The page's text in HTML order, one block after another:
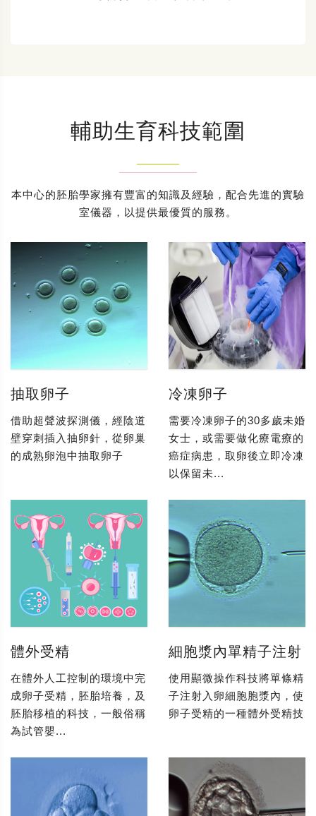
輔助生育科技範圍
本中心的胚胎學家擁有豐富的知識及經驗，配合先進的實驗
室儀器，以提供最優質的服務。
抽取卵子
借助超聲波探測儀，經陰道
壁穿刺插入抽卵針，從卵巢
的成熟卵泡中抽取卵子
冷凍卵子
需要冷凍卵子的30多歲未婚
女士，或需要做化療電療的
癌症病患，取卵後立即冷凍
以保留未...
體外受精
在體外人工控制的環境中完
成卵子受精，胚胎培養，及
胚胎移植的科技，一般俗稱
為試管嬰...
細胞漿內單精子注射
使用顯微操作科技將單條精
子注射入卵細胞胞漿內，使
卵子受精的一種體外受精技